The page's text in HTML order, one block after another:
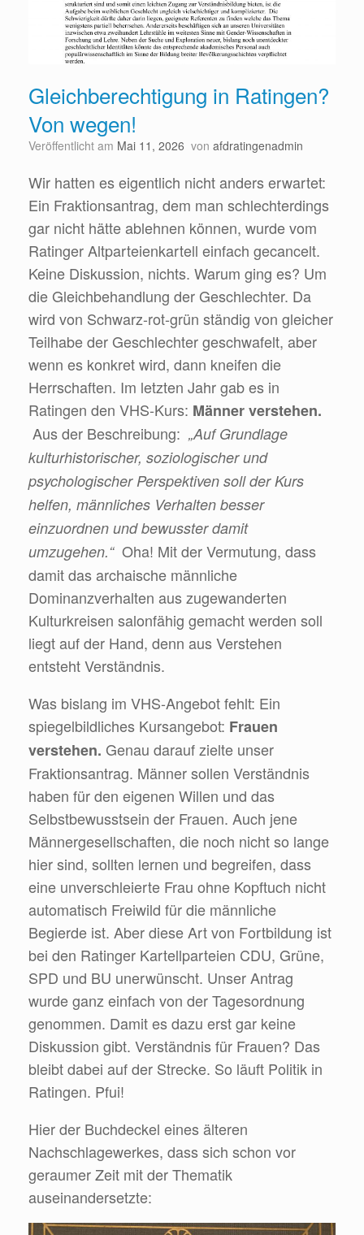
Gleichberechtigung in Ratingen?
Von wegen!
Veröffentlicht am Mai 11, 2026 von afdratingenadmin
Wir hatten es eigentlich nicht anders erwartet:
Ein Fraktionsantrag, dem man schlechterdings
gar nicht hätte ablehnen können, wurde vom
Ratinger Altparteienkartell einfach gecancelt.
Keine Diskussion, nichts. Warum ging es? Um
die Gleichbehandlung der Geschlechter. Da
wird von Schwarz-rot-grün ständig von gleicher
Teilhabe der Geschlechter geschwafelt, aber
wenn es konkret wird, dann kneifen die
Herrschaften. Im letzten Jahr gab es in
Ratingen den VHS-Kurs: Männer verstehen.
Aus der Beschreibung: „Auf Grundlage
kulturhistorischer, soziologischer und
psychologischer Perspektiven soll der Kurs
helfen, männliches Verhalten besser
einzuordnen und bewusster damit
umzugehen.“ Oha! Mit der Vermutung, dass
damit das archaische männliche
Dominanzverhalten aus zugewanderten
Kulturkreisen salonfähig gemacht werden soll
liegt auf der Hand, denn aus Verstehen
entsteht Verständnis.
Was bislang im VHS-Angebot fehlt: Ein
spiegelbildliches Kursangebot: Frauen
verstehen. Genau darauf zielte unser
Fraktionsantrag. Männer sollen Verständnis
haben für den eigenen Willen und das
Selbstbewusstsein der Frauen. Auch jene
Männergesellschaften, die noch nicht so lange
hier sind, sollten lernen und begreifen, dass
eine unverschleierte Frau ohne Kopftuch nicht
automatisch Freiwild für die männliche
Begierde ist. Aber diese Art von Fortbildung ist
bei den Ratinger Kartellparteien CDU, Grüne,
SPD und BU unerwünscht. Unser Antrag
wurde ganz einfach von der Tagesordnung
genommen. Damit es dazu erst gar keine
Diskussion gibt. Verständnis für Frauen? Das
bleibt dabei auf der Strecke. So läuft Politik in
Ratingen. Pfui!
Hier der Buchdeckel eines älteren
Nachschlagewerkes, dass sich schon vor
geraumer Zeit mit der Thematik
auseinandersetzte: